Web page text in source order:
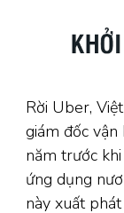
Rời Uber,
giám đốc
năm trước
ứng dụng
này xuất